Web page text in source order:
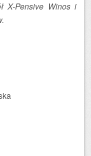
X-Pensive Winos i